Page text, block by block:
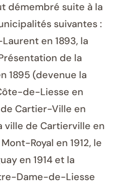
démembré suite à la
suivantes :
en 1893, la
de la
1895 (devenue la
de-Liesse en
Cartier-Ville en
ville de Cartierville en
Royal en 1912, le
en 1914 et la
Dame-de-Liesse